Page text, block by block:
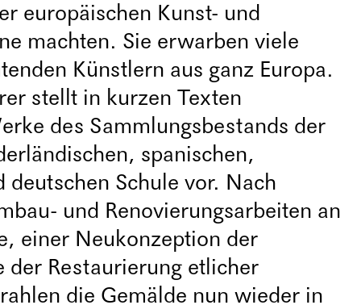
europäischen Kunst- und
machten. Sie erwarben viele
Künstlern aus ganz Europa.
stellt in kurzen Texten
des Sammlungsbestands der
spanischen,
deutschen Schule vor. Nach
und Renovierungsarbeiten an
einer Neukonzeption der
der Restaurierung etlicher
die Gemälde nun wieder in